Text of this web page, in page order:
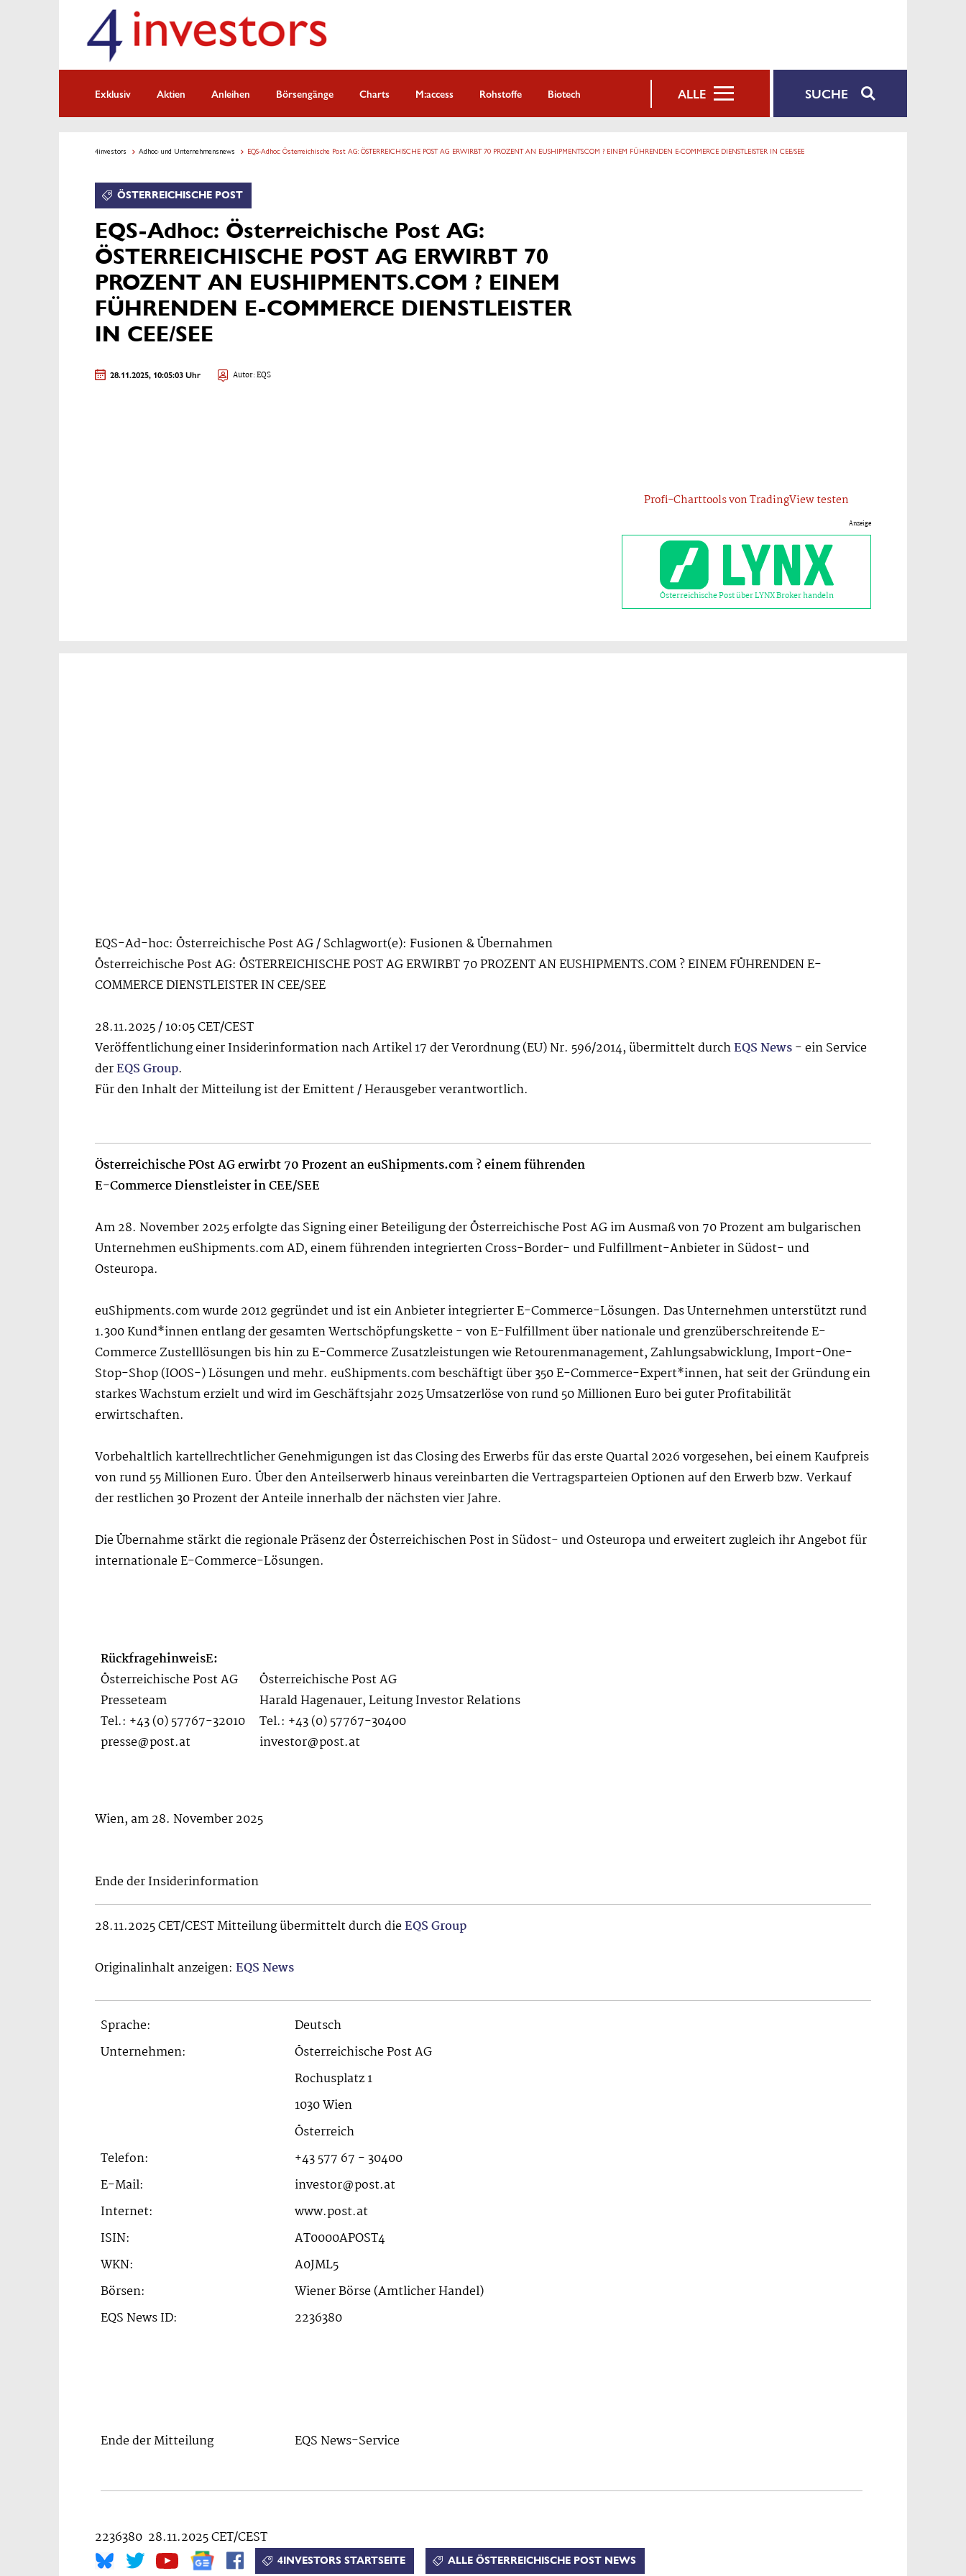
SUCHE
ALLE
Exklusiv Aktien Anleihen Börsengänge Charts M:access Rohstoffe Biotech
4investors Adhoc- und Unternehmensnews EQS-Adhoc: Österreichische Post AG: ÖSTERREICHISCHE POST AG ERWIRBT 70 PROZENT AN EUSHIPMENTS.COM ? EINEM FÜHRENDEN E-COMMERCE DIENSTLEISTER IN CEE/SEE
ÖSTERREICHISCHE POST
EQS-Adhoc: Österreichische Post AG:
ÖSTERREICHISCHE POST AG ERWIRBT 70
PROZENT AN EUSHIPMENTS.COM ? EINEM
FÜHRENDEN E-COMMERCE DIENSTLEISTER
IN CEE/SEE
28.11.2025, 10:05:03 Uhr Autor: EQS
Profi-Charttools von TradingView testen
Anzeige
Österreichische Post über LYNX Broker handeln
EQS-Ad-hoc: Österreichische Post AG / Schlagwort(e): Fusionen & Übernahmen
Österreichische Post AG: ÖSTERREICHISCHE POST AG ERWIRBT 70 PROZENT AN EUSHIPMENTS.COM ? EINEM FÜHRENDEN E-
COMMERCE DIENSTLEISTER IN CEE/SEE
28.11.2025 / 10:05 CET/CEST
Veröffentlichung einer Insiderinformation nach Artikel 17 der Verordnung (EU) Nr. 596/2014, übermittelt durchEQS News- ein Service
derEQS Group.
Für den Inhalt der Mitteilung ist der Emittent / Herausgeber verantwortlich.
Österreichische POst AG erwirbt 70 Prozent an euShipments.com ? einem führenden
E-Commerce Dienstleister in CEE/SEE
Am 28. November 2025 erfolgte das Signing einer Beteiligung der Österreichische Post AG im Ausmaß von 70 Prozent am bulgarischen
Unternehmen euShipments.com AD, einem führenden integrierten Cross-Border- und Fulfillment-Anbieter in Südost- und
Osteuropa.
euShipments.com wurde 2012 gegründet und ist ein Anbieter integrierter E-Commerce-Lösungen. Das Unternehmen unterstützt rund
1.300 Kund*innen entlang der gesamten Wertschöpfungskette - von E-Fulfillment über nationale und grenzüberschreitende E-
Commerce Zustelllösungen bis hin zu E-Commerce Zusatzleistungen wie Retourenmanagement, Zahlungsabwicklung, Import-One-
Stop-Shop (IOOS-) Lösungen und mehr. euShipments.com beschäftigt über 350 E-Commerce-Expert*innen, hat seit der Gründung ein
starkes Wachstum erzielt und wird im Geschäftsjahr 2025 Umsatzerlöse von rund 50 Millionen Euro bei guter Profitabilität
erwirtschaften.
Vorbehaltlich kartellrechtlicher Genehmigungen ist das Closing des Erwerbs für das erste Quartal 2026 vorgesehen, bei einem Kaufpreis
von rund 55 Millionen Euro. Über den Anteilserwerb hinaus vereinbarten die Vertragsparteien Optionen auf den Erwerb bzw. Verkauf
der restlichen 30 Prozent der Anteile innerhalb der nächsten vier Jahre.
Die Übernahme stärkt die regionale Präsenz der Österreichischen Post in Südost- und Osteuropa und erweitert zugleich ihr Angebot für
internationale E-Commerce-Lösungen.
RückfragehinweisE:
Österreichische Post AG
Presseteam
Tel.: +43 (0) 57767-32010
presse@post.at
Österreichische Post AG
Harald Hagenauer, Leitung Investor Relations
Tel.: +43 (0) 57767-30400
investor@post.at
Wien, am 28. November 2025
Ende der Insiderinformation
28.11.2025 CET/CEST Mitteilung übermittelt durch dieEQS Group
Originalinhalt anzeigen: EQS News
Sprache:
Deutsch
Unternehmen:
Österreichische Post AG
Rochusplatz 1
1030 Wien
Österreich
Telefon:
+43 577 67 - 30400
E-Mail:
investor@post.at
Internet:
www.post.at
ISIN:
AT0000APOST4
WKN:
A0JML5
Börsen:
Wiener Börse (Amtlicher Handel)
EQS News ID:
2236380
Ende der Mitteilung EQS News-Service
2236380 28.11.2025 CET/CEST
4INVESTORS STARTSEITE ALLE ÖSTERREICHISCHE POST NEWS